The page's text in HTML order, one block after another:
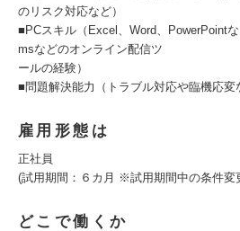
のリスク対応など）
■PCスキル（Excel、Word、PowerPoint
msなどのオンライン配信ツ
ールの経験）
■問題解決能力（トラブル対応や臨機応変
雇用形態は
正社員
(試用期間：６カ月 ※試用期間中の条件変
どこで働くか